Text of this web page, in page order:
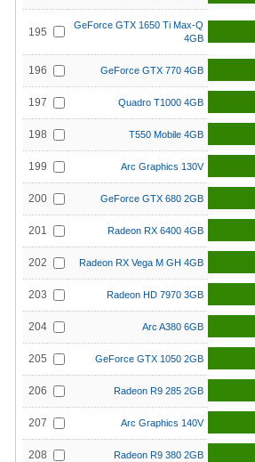
195
GeForce GTX 1650 Ti Max-Q
4GB
196 GeForce GTX 770 4GB
197 Quadro T1000 4GB
198 T550 Mobile 4GB
199 Arc Graphics 130V
200 GeForce GTX 680 2GB
201 Radeon RX 6400 4GB
202 Radeon RX Vega M GH 4GB
203 Radeon HD 7970 3GB
204 Arc A380 6GB
205 GeForce GTX 1050 2GB
206 Radeon R9 285 2GB
207 Arc Graphics 140V
208 Radeon R9 380 2GB